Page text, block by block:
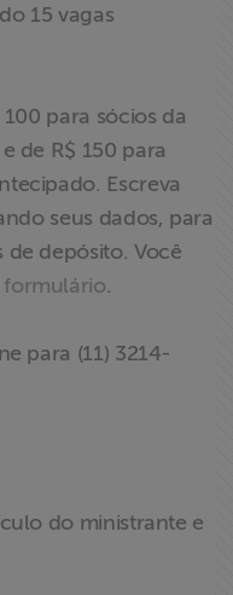
15 vagas
para sócios da
de R$ 150 para
Escreva
seus dados, para
de depósito. Você
formulário.
para (11) 3214-
do ministrante e